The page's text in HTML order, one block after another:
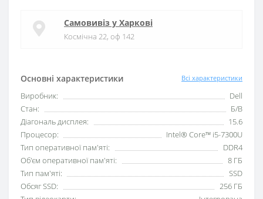
Основні характеристики Всі характеристики
Виробник:
Dell
Стан:
Б/В
Діагональ дисплея:
15.6
Процесор:
Intel® Core™ i5-7300U
Тип оперативної пам'яті:
DDR4
Об'єм оперативної пам'яті:
8 ГБ
Тип пам'яті:
SSD
Обсяг SSD:
256 ГБ
Самовивіз у Харкові
Космічна 22, оф 142